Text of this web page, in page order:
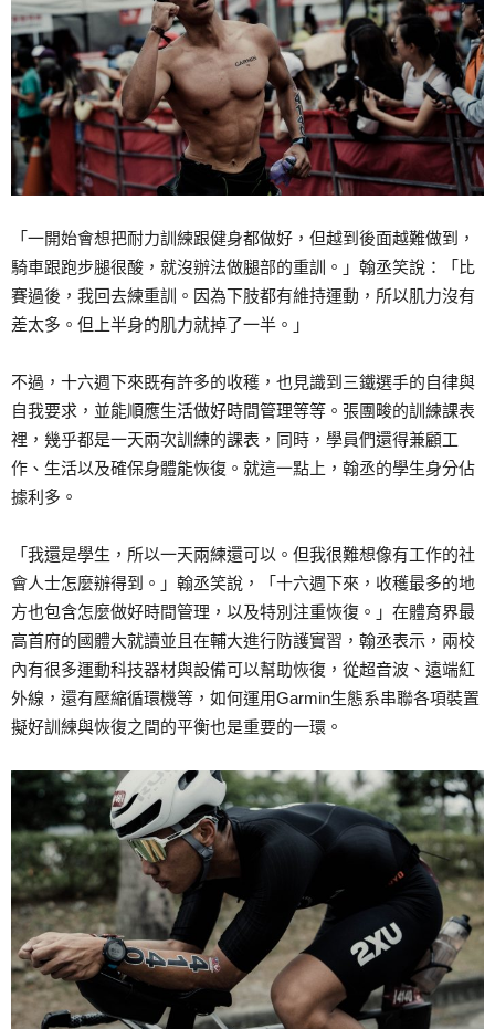
「一開始會想把耐力訓練跟健身都做好，但越到後面越難做到，
騎車跟跑步腿很酸，就沒辦法做腿部的重訓。」翰丞笑說：「比
賽過後，我回去練重訓。因為下肢都有維持運動，所以肌力沒有
差太多。但上半身的肌力就掉了一半。」
不過，十六週下來既有許多的收穫，也見識到三鐵選手的自律與
自我要求，並能順應生活做好時間管理等等。張團畯的訓練課表
裡，幾乎都是一天兩次訓練的課表，同時，學員們還得兼顧工
作、生活以及確保身體能恢復。就這一點上，翰丞的學生身分佔
據利多。
「我還是學生，所以一天兩練還可以。但我很難想像有工作的社
會人士怎麼辦得到。」翰丞笑說，「十六週下來，收穫最多的地
方也包含怎麼做好時間管理，以及特別注重恢復。」在體育界最
高首府的國體大就讀並且在輔大進行防護實習，翰丞表示，兩校
內有很多運動科技器材與設備可以幫助恢復，從超音波、遠端紅
外線，還有壓縮循環機等，如何運用Garmin生態系串聯各項裝置
擬好訓練與恢復之間的平衡也是重要的一環。